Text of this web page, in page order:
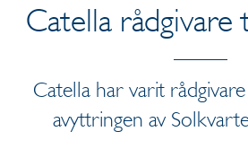
Catella rådgivare
Catella har varit
avyttringen av